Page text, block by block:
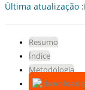
Última atualização
Resumo
Índice
Metodologia